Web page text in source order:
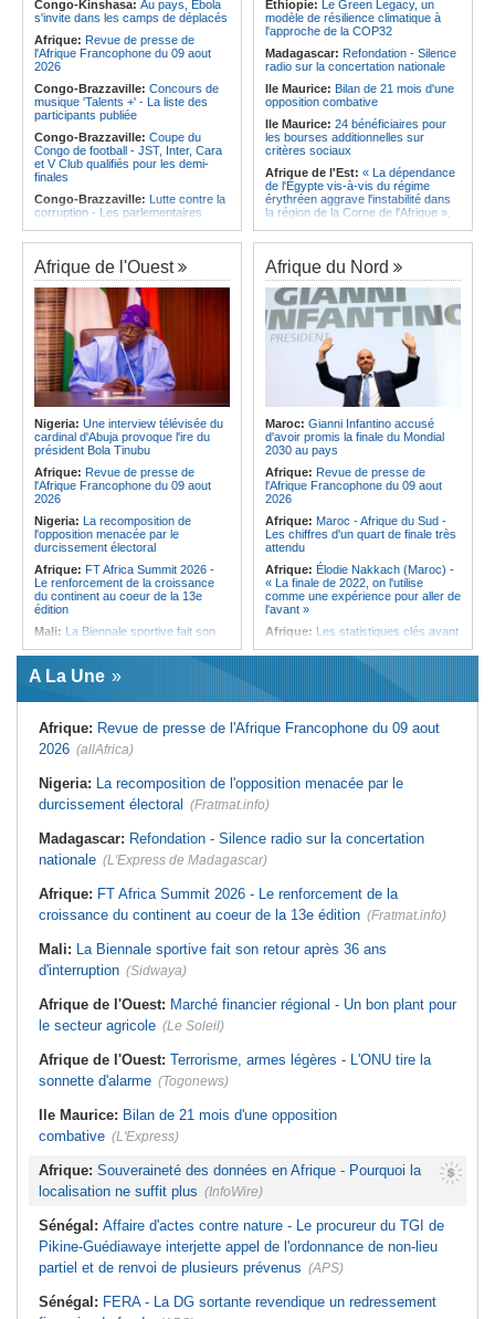
Afrique:Le Maroc et l'Afrique du
Sud se retrouvent quatre ans après
la finale
Afrique:
Côte d'Ivoire - Algérie, un
Angola:Le MAT organise la
troisième édition de la Semaine du
développement local à Namibe
Congo-Kinshasa: Au pays, Ebola
s'invite dans les camps de déplacés
Afrique: Revue de presse de
l'Afrique Francophone du 09 aout
2026
Congo-Brazzaville: Concours de
musique 'Talents +' - La liste des
participants publiée
Congo-Brazzaville: Coupe du
Congo de football - JST, Inter, Cara
et V Club qualifiés pour les demi-
finales
Congo-Brazzaville: Lutte contre la
corruption - Les parlementaires
Congo-Brazzaville:Santé publique
- Ollombo réceptionne son hôpital de
référence
Congo-Brazzaville:
Lutte contre
les épidémies - Les employés de la
maison de retraite Kambissi en
formation
Congo-Brazzaville:Distinction -
Darrel Ornelle Elion Assiana promue
maître-assistant Cames
Afrique:Naomi Eto (Cameroun) - «
Face au Nigeria, nous donnerons
tout sur le terrain. »
Cameroun:Ngoh Ngoh, l'homme
qui signe à la place de Biya
Ethiopie: Le Green Legacy, un
modèle de résilience climatique à
l'approche de la COP32
Madagascar: Refondation - Silence
radio sur la concertation nationale
Ile Maurice: Bilan de 21 mois d'une
opposition combative
Ile Maurice: 24 bénéficiaires pour
les bourses additionnelles sur
critères sociaux
Afrique de l'Est: « La dépendance
de l'Égypte vis-à-vis du régime
érythréen aggrave l'instabilité dans
la région de la Corne de l'Afrique »,
Ethiopie:Le peuple oromo s'est
historiquement opposé à des
systèmes administratifs défaillants
Ethiopie: « Le renforcement des
capacités de l'armée de l'air
éthiopienne consolide la dissuasion
nationale », déclare le commandant
en second
Afrique de l'Est:« Les dirigeants
érythréens font obstacle à la stabilité
et au développement de la région »,
selon un professeur de l'université
d'Uppsala
Ile Maurice:Dharam Gokhool -
«Kan mo vinn prezidan mo pa okip
mo sekirite»
Ile Maurice:
Chetan Baboolall - Le
de Port-Louis
Afrique de l'Ouest
Nigeria: Une interview télévisée du
cardinal d'Abuja provoque l'ire du
président Bola Tinubu
Afrique: Revue de presse de
l'Afrique Francophone du 09 aout
2026
Nigeria: La recomposition de
l'opposition menacée par le
durcissement électoral
Afrique: FT Africa Summit 2026 -
Le renforcement de la croissance
du continent au coeur de la 13e
édition
Mali: La Biennale sportive fait son
Afrique de l'Ouest:
financier régional - Un bon plant
armes légères - L'ONU tire la
sonnette d'alarme
revendique un redressement
financier du fonds
Sénégal:Affaire d'actes contre
Pikine-Guédiawaye interjette appel
de l'ordonnance de non-lieu partiel et
de renvoi de plusieurs prévenus
Sénégal:
FERA - Priorité à
l'économie de la préservation,
Cheikh Dieng décline sa vision
Afrique du Nord
Maroc: Gianni Infantino accusé
d'avoir promis la finale du Mondial
2030 au pays
Afrique: Revue de presse de
l'Afrique Francophone du 09 aout
2026
Afrique: Maroc - Afrique du Sud -
Les chiffres d'un quart de finale très
attendu
Afrique: Élodie Nakkach (Maroc) -
« La finale de 2022, on l'utilise
comme une expérience pour aller de
l'avant »
Afrique: Les statistiques clés avant
d'Ivoire et l'Algérie
la finale
Afrique:Côte d'Ivoire - Algérie, un
Sénégal bat la Tunisie et prend le
quart
Tunisie:
interconnecté « One Health »
Tunisie:
les startups à l'international
A La Une
Afrique: Revue de presse de l'Afrique Francophone du 09 aout
2026 (allAfrica)
Nigeria: La recomposition de l'opposition menacée par le
durcissement électoral (Fratmat.info)
Madagascar: Refondation - Silence radio sur la concertation
nationale (L'Express de Madagascar)
Afrique: FT Africa Summit 2026 - Le renforcement de la
croissance du continent au coeur de la 13e édition (Fratmat.info)
Mali: La Biennale sportive fait son retour après 36 ans
d'interruption (Sidwaya)
Afrique de l'Ouest: Marché financier régional - Un bon plant pour
le secteur agricole (Le Soleil)
Afrique de l'Ouest: Terrorisme, armes légères - L'ONU tire la
sonnette d'alarme (Togonews)
Ile Maurice: Bilan de 21 mois d'une opposition
combative (L'Express)
Afrique: Souveraineté des données en Afrique - Pourquoi la
localisation ne suffit plus (InfoWire)
Sénégal: Affaire d'actes contre nature - Le procureur du TGI de
Pikine-Guédiawaye interjette appel de l'ordonnance de non-lieu
partiel et de renvoi de plusieurs prévenus (APS)
Sénégal: FERA - La DG sortante revendique un redressement